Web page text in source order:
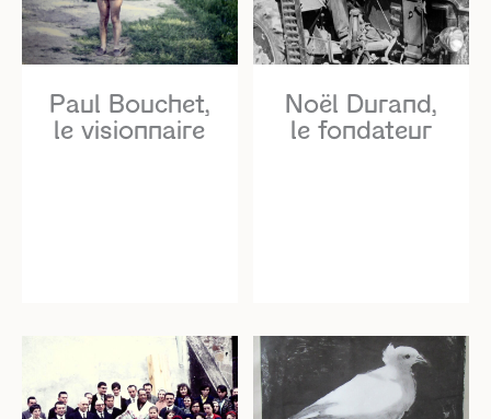
Paul Bouchet,
le visionnaire
Noël Durand,
le fondateur